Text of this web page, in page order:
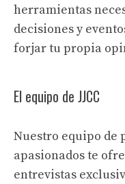
herramientas
decisiones y
forjar tu propia
El equipo de JJCC
Nuestro equipo de
apasionados te
entrevistas